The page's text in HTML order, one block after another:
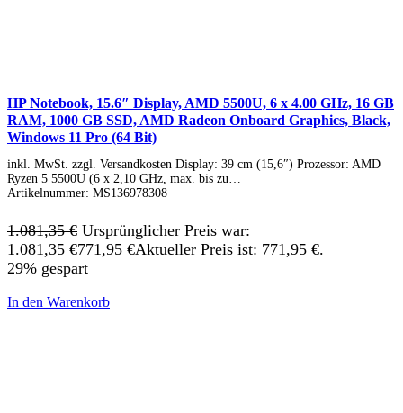
HP Notebook, 15.6″ Display, AMD 5500U, 6 x 4.00 GHz, 16 GB
RAM, 1000 GB SSD, AMD Radeon Onboard Graphics, Black,
Windows 11 Pro (64 Bit)
inkl. MwSt. zzgl. Versandkosten Display: 39 cm (15,6″) Prozessor: AMD
Ryzen 5 5500U (6 x 2,10 GHz, max. bis zu…
Artikelnummer: MS136978308
1.081,35€ Ursprünglicher Preis war:
1.081,35 €771,95 €Aktueller Preis ist: 771,95 €.
29% gespart
In den Warenkorb